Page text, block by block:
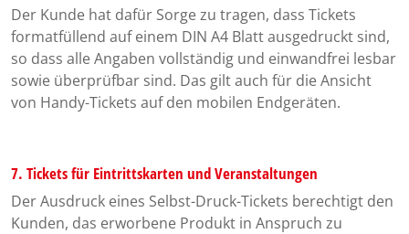
Der Kunde hat dafür Sorge zu tragen, dass Tickets
formatfüllend auf einem DIN A4 Blatt ausgedruckt sind,
so dass alle Angaben vollständig und einwandfrei lesbar
sowie überprüfbar sind. Das gilt auch für die Ansicht
von Handy-Tickets auf den mobilen Endgeräten.
7. Tickets für Eintrittskarten und Veranstaltungen
Der Ausdruck eines Selbst-Druck-Tickets berechtigt den
Kunden, das erworbene Produkt in Anspruch zu